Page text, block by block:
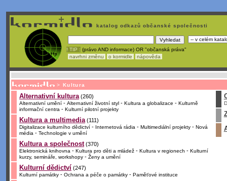
katalog odkazů občanské společnosti
! TIP : (právo AND informace) OR "občanská práva"
navrhni změnu
o kormidle nápověda
> Kultura
Alternativní kultura (260)
Alternativní umění - Alternativní životní styl - Kultura a globalizace - Kulturně
informační centra - Kulturní pilotní projekty
Kultura a multimedia (111)
Digitalizace kulturního dědictví - Internetová rádia - Multimediální projekty - Nová
média - Technologie v umění
Kultura a společnost(370)
Elektronická knihovna - Kultura pro děti a mládež - Kultura v regionech - Kulturní
kurzy, semináře, workshopy - Ženy a umění
Kulturní dědictví (247)
Kulturní památky - Ochrana a péče o památky - Paměťové instituce